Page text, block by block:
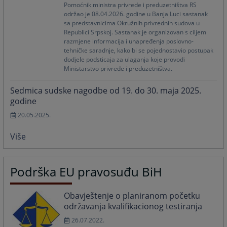
Pomoćnik ministra privrede i preduzetništva RS
održao je 08.04.2026. godine u Banja Luci sastanak
sa predstavnicima Okružnih privrednih sudova u
Republici Srpskoj. Sastanak je organizovan s ciljem
razmjene informacija i unapređenja poslovno-
tehničke saradnje, kako bi se pojednostavio postupak
dodjele podsticaja za ulaganja koje provodi
Ministarstvo privrede i preduzetništva.
Sedmica sudske nagodbe od 19. do 30. maja 2025.
godine
20.05.2025.
Više
Podrška EU pravosuđu BiH
Obavještenje o planiranom početku
održavanja kvalifikacionog testiranja
26.07.2022.